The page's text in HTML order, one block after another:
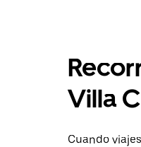
Villa
Cuando